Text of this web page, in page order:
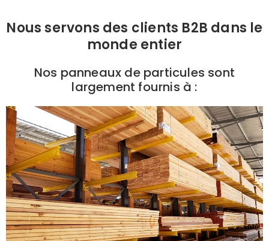
Nous servons des clients B2B dans le
monde entier
Nos panneaux de particules sont
largement fournis à :